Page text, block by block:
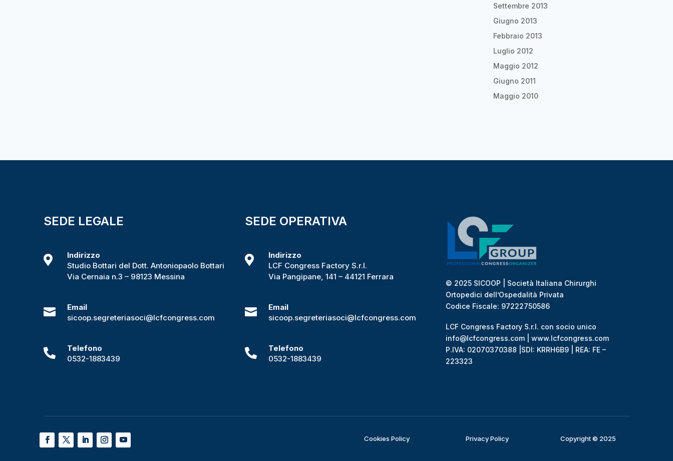
Settembre 2013
Giugno 2013
Febbraio 2013
Luglio 2012
Maggio 2012
Giugno 2011
Maggio 2010
SEDE LEGALE

Indirizzo
Studio Bottari del Dott. Antoniopaolo Bottari
Via Cernaia n.3 – 98123 Messina

Email
sicoop.segreteriasoci@lcfcongress.com

Telefono
0532-1883439
SEDE OPERATIVA

Indirizzo
LCF Congress Factory S.r.l.
Via Pangipane, 141 – 44121 Ferrara

Email
sicoop.segreteriasoci@lcfcongress.com

Telefono
0532-1883439
© 2025 SICOOP | Società Italiana Chirurghi
Ortopedici dell’Ospedalità Privata
Codice Fiscale: 97222750586
LCF Congress Factory S.r.l. con socio unico
info@lcfcongress.com | www.lcfcongress.com
P.IVA: 02070370388 |SDI: KRRH6B9 | REA: FE –
223323
Cookies Policy Privacy Policy Copyright © 2025